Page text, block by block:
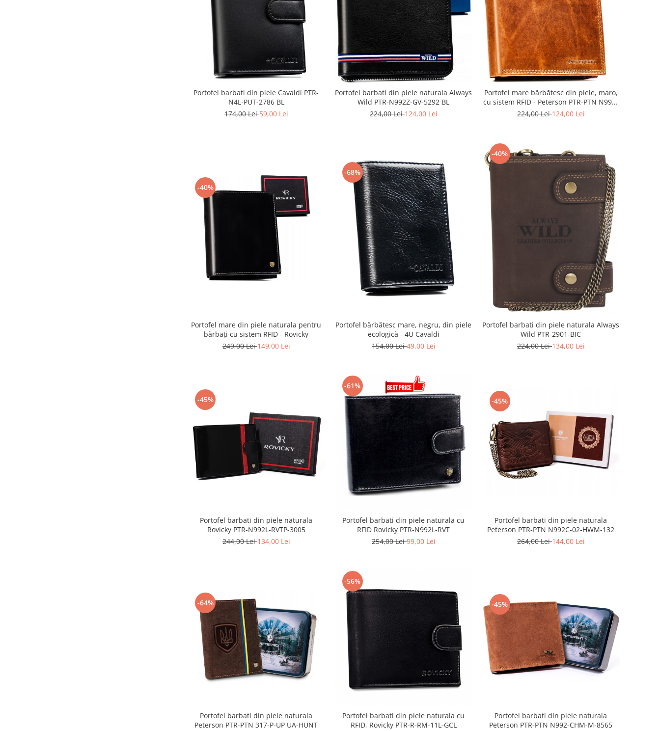
Portofel barbati din piele Cavaldi PTR-
N4L-PUT-2786 BL
174,00 Lei59,00 Lei
Portofel barbati din piele naturala Always
Wild PTR-N992Z-GV-5292 BL
224,00 Lei124,00 Lei
Portofel mare bărbătesc din piele, maro,
cu sistem RFID - Peterson PTR-PTN N992-
LWC-0734 CO
224,00 Lei124,00 Lei
-40%
Portofel mare din piele naturala pentru
bărbați cu sistem RFID - Rovicky
249,00 Lei149,00 Lei
-68%
Portofel bărbătesc mare, negru, din piele
ecologică - 4U Cavaldi
154,00 Lei49,00 Lei
-40%
Portofel barbati din piele naturala Always
Wild PTR-2901-BIC
224,00 Lei134,00 Lei
-45%
Portofel barbati din piele naturala
Rovicky PTR-N992L-RVTP-3005
244,00 Lei134,00 Lei
-61%
Portofel barbati din piele naturala cu
RFID Rovicky PTR-N992L-RVT
254,00 Lei99,00 Lei
-45%
Portofel barbati din piele naturala
Peterson PTR-PTN N992C-02-HWM-132
264,00 Lei144,00 Lei
-64%
Portofel barbati din piele naturala
Peterson PTR-PTN 317-P-UP UA-HUNT
-56%
Portofel barbati din piele naturala cu
RFID, Rovicky PTR-R-RM-11L-GCL
-45%
Portofel barbati din piele naturala
Peterson PTR-PTN N992-CHM-M-8565